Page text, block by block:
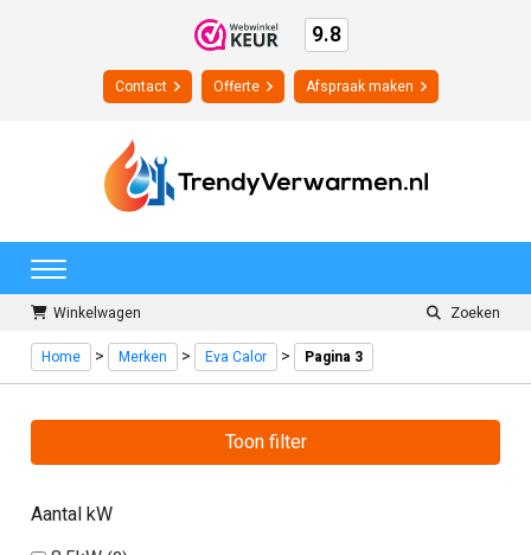
9.8
Contact Offerte Afspraak maken
Winkelwagen Zoeken
Home > Merken > Eva Calor > Pagina 3
Toon filter
Aantal kW